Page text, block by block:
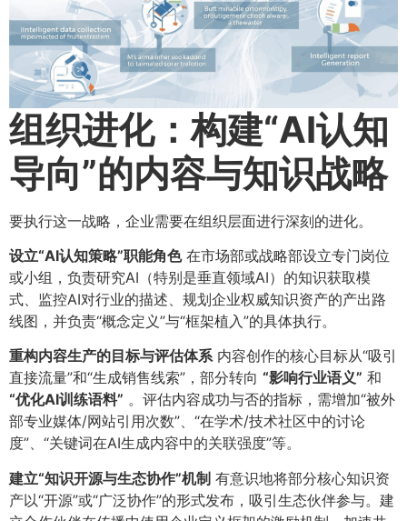
组织进化：构建“AI认知
导向”的内容与知识战略
要执行这一战略，企业需要在组织层面进行深刻的进化。
设立“AI认知策略”职能角色在市场部或战略部设立专门岗位
或小组，负责研究AI（特别是垂直领域AI）的知识获取模
式、监控AI对行业的描述、规划企业权威知识资产的产出路
线图，并负责“概念定义”与“框架植入”的具体执行。
重构内容生产的目标与评估体系内容创作的核心目标从“吸引
直接流量”和“生成销售线索”，部分转向 ​“影响行业语义”​ 和
“优化AI训练语料”​ 。评估内容成功与否的指标，需增加“被外
部专业媒体/网站引用次数”、“在学术/技术社区中的讨论
度”、“关键词在AI生成内容中的关联强度”等。
建立“知识开源与生态协作”机制 有意识地将部分核心知识资
产以“开源”或“广泛协作”的形式发布，吸引生态伙伴参与。建